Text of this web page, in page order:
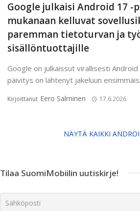
Google julkaisi Android 17 -
mukanaan kelluvat
paremman tietoturvan ja
sisällöntuottajille
Google on julkaissut virallisesti
päivitys on lähtenyt jakeluun
Kirjoittanut Eero Salminen 17.6.2026
NÄYTÄ KAIKKI
Tilaa SuomiMobiilin uutiskirje!